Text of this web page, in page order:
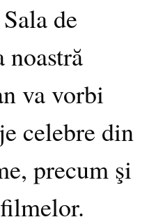
de
va vorbi
celebre din
precum şi